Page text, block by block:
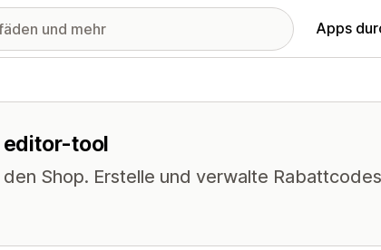
Apps
tool
Shop. Erstelle und verwalte Rabattcodes